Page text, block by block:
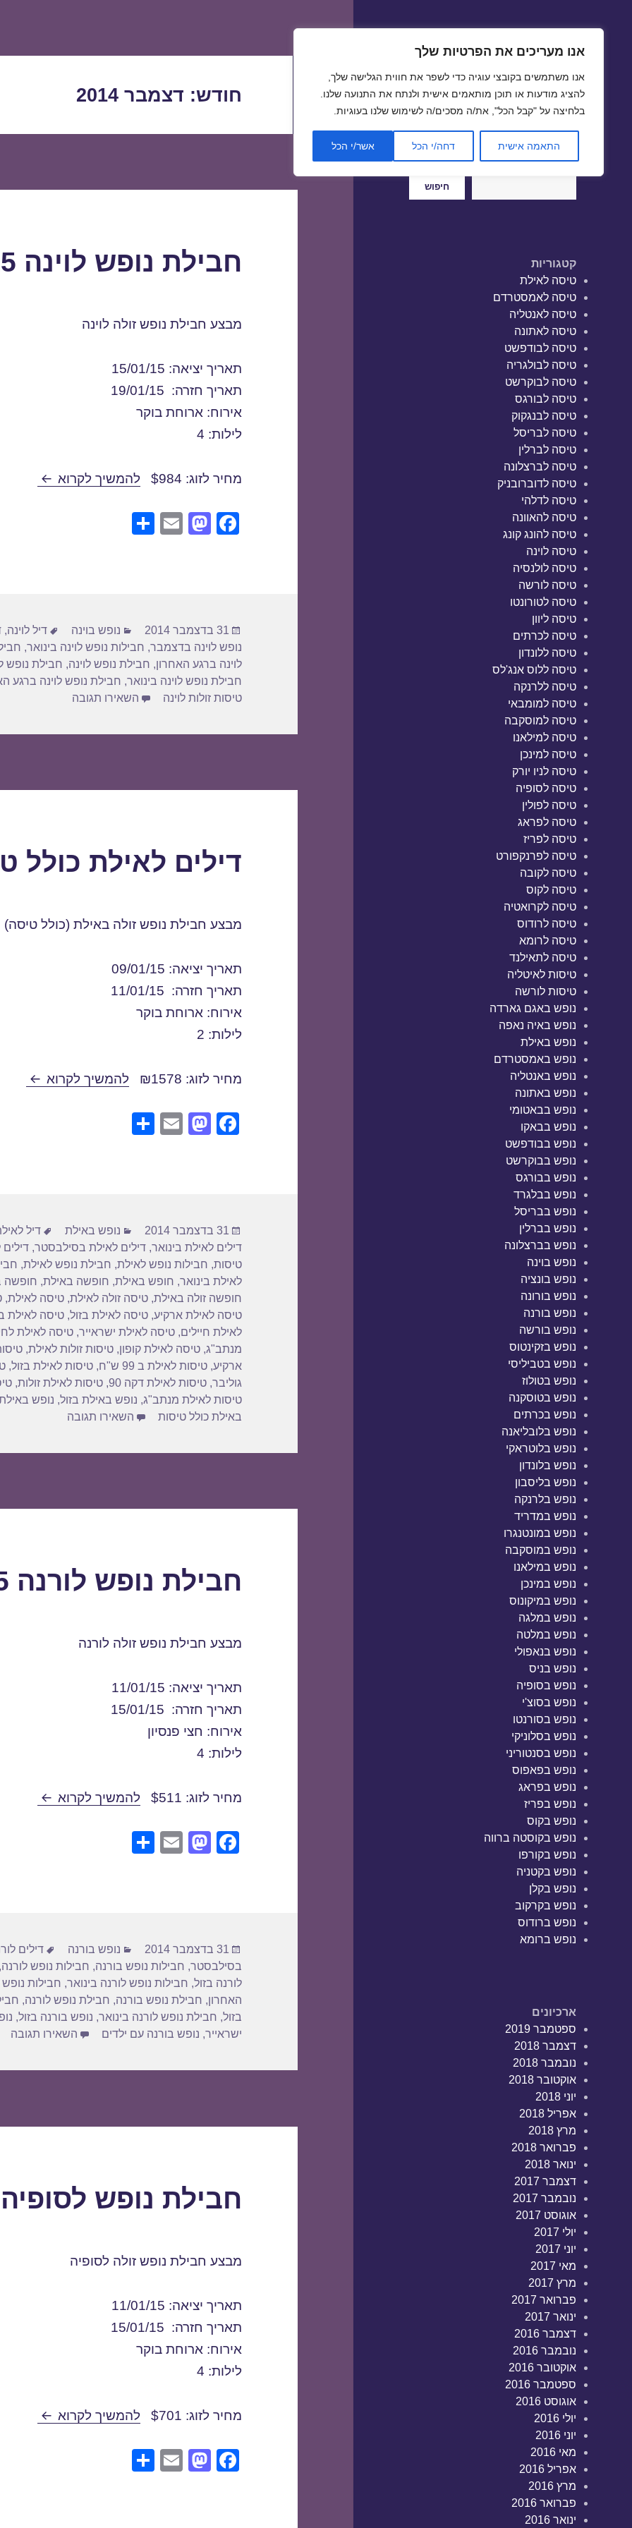
אנו מעריכים את הפרטיות שלך
אנו משתמשים בקובצי עוגיה כדי לשפר את חווית הגלישה שלך,
להציג מודעות או תוכן מותאמים אישית ולנתח את התנועה שלנו.
בלחיצה על "קבל הכל", את/ה מסכים/ה לשימוש שלנו בעוגיות.
התאמה אישית דחה/י הכל אשר/י הכל
טיסה זולה | טיסות זולות
חיפוש
חיפוש
קטגוריות
טיסה לאילת
טיסה לאמסטרדם
טיסה לאנטליה
טיסה לאתונה
טיסה לבודפשט
טיסה לבולגריה
טיסה לבוקרשט
טיסה לבורגס
טיסה לבנגקוק
טיסה לבריסל
טיסה לברלין
טיסה לברצלונה
טיסה לדוברובניק
טיסה לדלהי
טיסה להאוונה
טיסה להונג קונג
טיסה לוינה
טיסה לולנסיה
טיסה לורשה
טיסה לטורונטו
טיסה ליוון
טיסה לכרתים
טיסה ללונדון
טיסה ללוס אנג'לס
טיסה ללרנקה
טיסה למומבאי
טיסה למוסקבה
טיסה למילאנו
טיסה למינכן
טיסה לניו יורק
טיסה לסופיה
טיסה לפולין
טיסה לפראג
טיסה לפריז
טיסה לפרנקפורט
טיסה לקובה
טיסה לקוס
טיסה לקרואטיה
טיסה לרודוס
טיסה לרומא
טיסה לתאילנד
טיסות לאיטליה
טיסות לורשה
נופש באגם גארדה
נופש באיה נאפה
נופש באילת
נופש באמסטרדם
נופש באנטליה
נופש באתונה
נופש בבאטומי
נופש בבאקו
נופש בבודפשט
נופש בבוקרשט
נופש בבורגס
נופש בבלגרד
נופש בבריסל
נופש בברלין
נופש בברצלונה
נופש בוינה
נופש בונציה
נופש בורונה
נופש בורנה
נופש בורשה
נופש בזקינטוס
נופש בטביליסי
נופש בטולוז
נופש בטוסקנה
נופש בכרתים
נופש בלובליאנה
נופש בלוטראקי
נופש בלונדון
נופש בליסבון
נופש בלרנקה
נופש במדריד
נופש במונטנגרו
נופש במוסקבה
נופש במילאנו
נופש במינכן
נופש במיקונוס
נופש במלגה
נופש במלטה
נופש בנאפולי
נופש בניס
נופש בסופיה
נופש בסוצ'י
נופש בסורנטו
נופש בסלוניקי
נופש בסנטוריני
נופש בפאפוס
נופש בפראג
נופש בפריז
נופש בקוס
נופש בקוסטה ברווה
נופש בקורפו
נופש בקטניה
נופש בקלן
נופש בקרקוב
נופש ברודוס
נופש ברומא
ארכיונים
ספטמבר 2019
דצמבר 2018
נובמבר 2018
אוקטובר 2018
יוני 2018
אפריל 2018
מרץ 2018
פברואר 2018
ינואר 2018
דצמבר 2017
נובמבר 2017
אוגוסט 2017
יולי 2017
יוני 2017
מאי 2017
מרץ 2017
פברואר 2017
ינואר 2017
דצמבר 2016
נובמבר 2016
אוקטובר 2016
ספטמבר 2016
אוגוסט 2016
יולי 2016
יוני 2016
מאי 2016
אפריל 2016
מרץ 2016
פברואר 2016
ינואר 2016
חודש: דצמבר 2014
חבילת נופש לוינה 15/01/2015
מבצע חבילת נופש זולה לוינה
תאריך יציאה: 15/01/15
תאריך חזרה: 19/01/15
אירוח: ארוחת בוקר
לילות: 4
מחיר לזוג: $984 להמשיך לקרוא חבילת נופש
F
o
o
k
M
o
n
E
פורסם
בתאריך
31 בדצמבר 2014 קטגוריות
נופש בוינה תגיות
דיל לוינה,
נופש לוינה בדצמבר, חבילות נופש לוינה בינואר,
לוינה ברגע האחרון, חבילת נופש לוינה, חבילת נופש
חבילת נופש לוינה בינואר, חבילת נופש לוינה ברגע
טיסות זולות לוינה
השאירו תגובה
דילים לאילת כולל טיסות 09/
מבצע חבילת נופש זולה באילת (כולל טיסה)
תאריך יציאה: 09/01/15
תאריך חזרה: 11/01/15
אירוח: ארוחת בוקר
לילות: 2
מחיר לזוג: ₪1578 להמשיך לקרוא דילים
F
o
o
k
M
o
n
E
פורסם
בתאריך
31 בדצמבר 2014 קטגוריות
נופש באילת תגיות
דיל
דילים לאילת בינואר,דילים לאילת בסילבסטר,
טיסות, חבילות נופש לאילת, חבילת נופש לאילת,
לאילת בינואר, חופש באילת, חופשה באילת, חופשה
חופשה זולה באילת,טיסה זולה לאילת,טיסה לאילת,
טיסה לאילת ארקיע,טיסה לאילת בזול,טיסה לאילת
לאילת חיילים,טיסה לאילת ישראייר,טיסה לאילת
מנתב"ג,טיסה לאילת קופון,טיסות זולות לאילת,
ארקיע,טיסות לאילת ב 99 ש"ח ,טיסות לאילת בזול,
גוליבר,טיסות לאילת דקה 90 ,טיסות לאילת זולות,
טיסות לאילת מנתב"ג, נופש באילת בזול, נופש
באילת כולל טיסות
השאירו תגובה
חבילת נופש לורנה 11/01/2015
מבצע חבילת נופש זולה לורנה
תאריך יציאה: 11/01/15
תאריך חזרה: 15/01/15
אירוח: חצי פנסיון
לילות: 4
מחיר לזוג: $511 להמשיך לקרוא חבילת נופש
F
o
o
k
M
o
n
E
פורסם
בתאריך
31 בדצמבר 2014 קטגוריות
נופש בורנה תגיות
דילים
בסילבסטר, חבילות נופש בורנה, חבילות נופש לורנה,
לורנה בזול, חבילות נופש לורנה בינואר, חבילות
האחרון, חבילת נופש בורנה, חבילת נופש לורנה,
בזול, חבילת נופש לורנה בינואר, נופש בורנה בזול,
ישראייר, נופש בורנה עם ילדים השאירו תגובה
חבילת נופש לסופיה 11/01/2015
מבצע חבילת נופש זולה לסופיה
תאריך יציאה: 11/01/15
תאריך חזרה: 15/01/15
אירוח: ארוחת בוקר
לילות: 4
מחיר לזוג: $701 להמשיך לקרוא חבילת נופש
F
M
E